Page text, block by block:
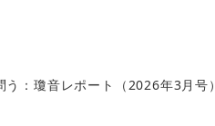
：瓊音レポート（2026年3月号）